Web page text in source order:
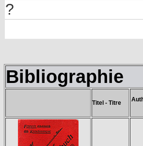
?
Bibliographie
Titel - Titre